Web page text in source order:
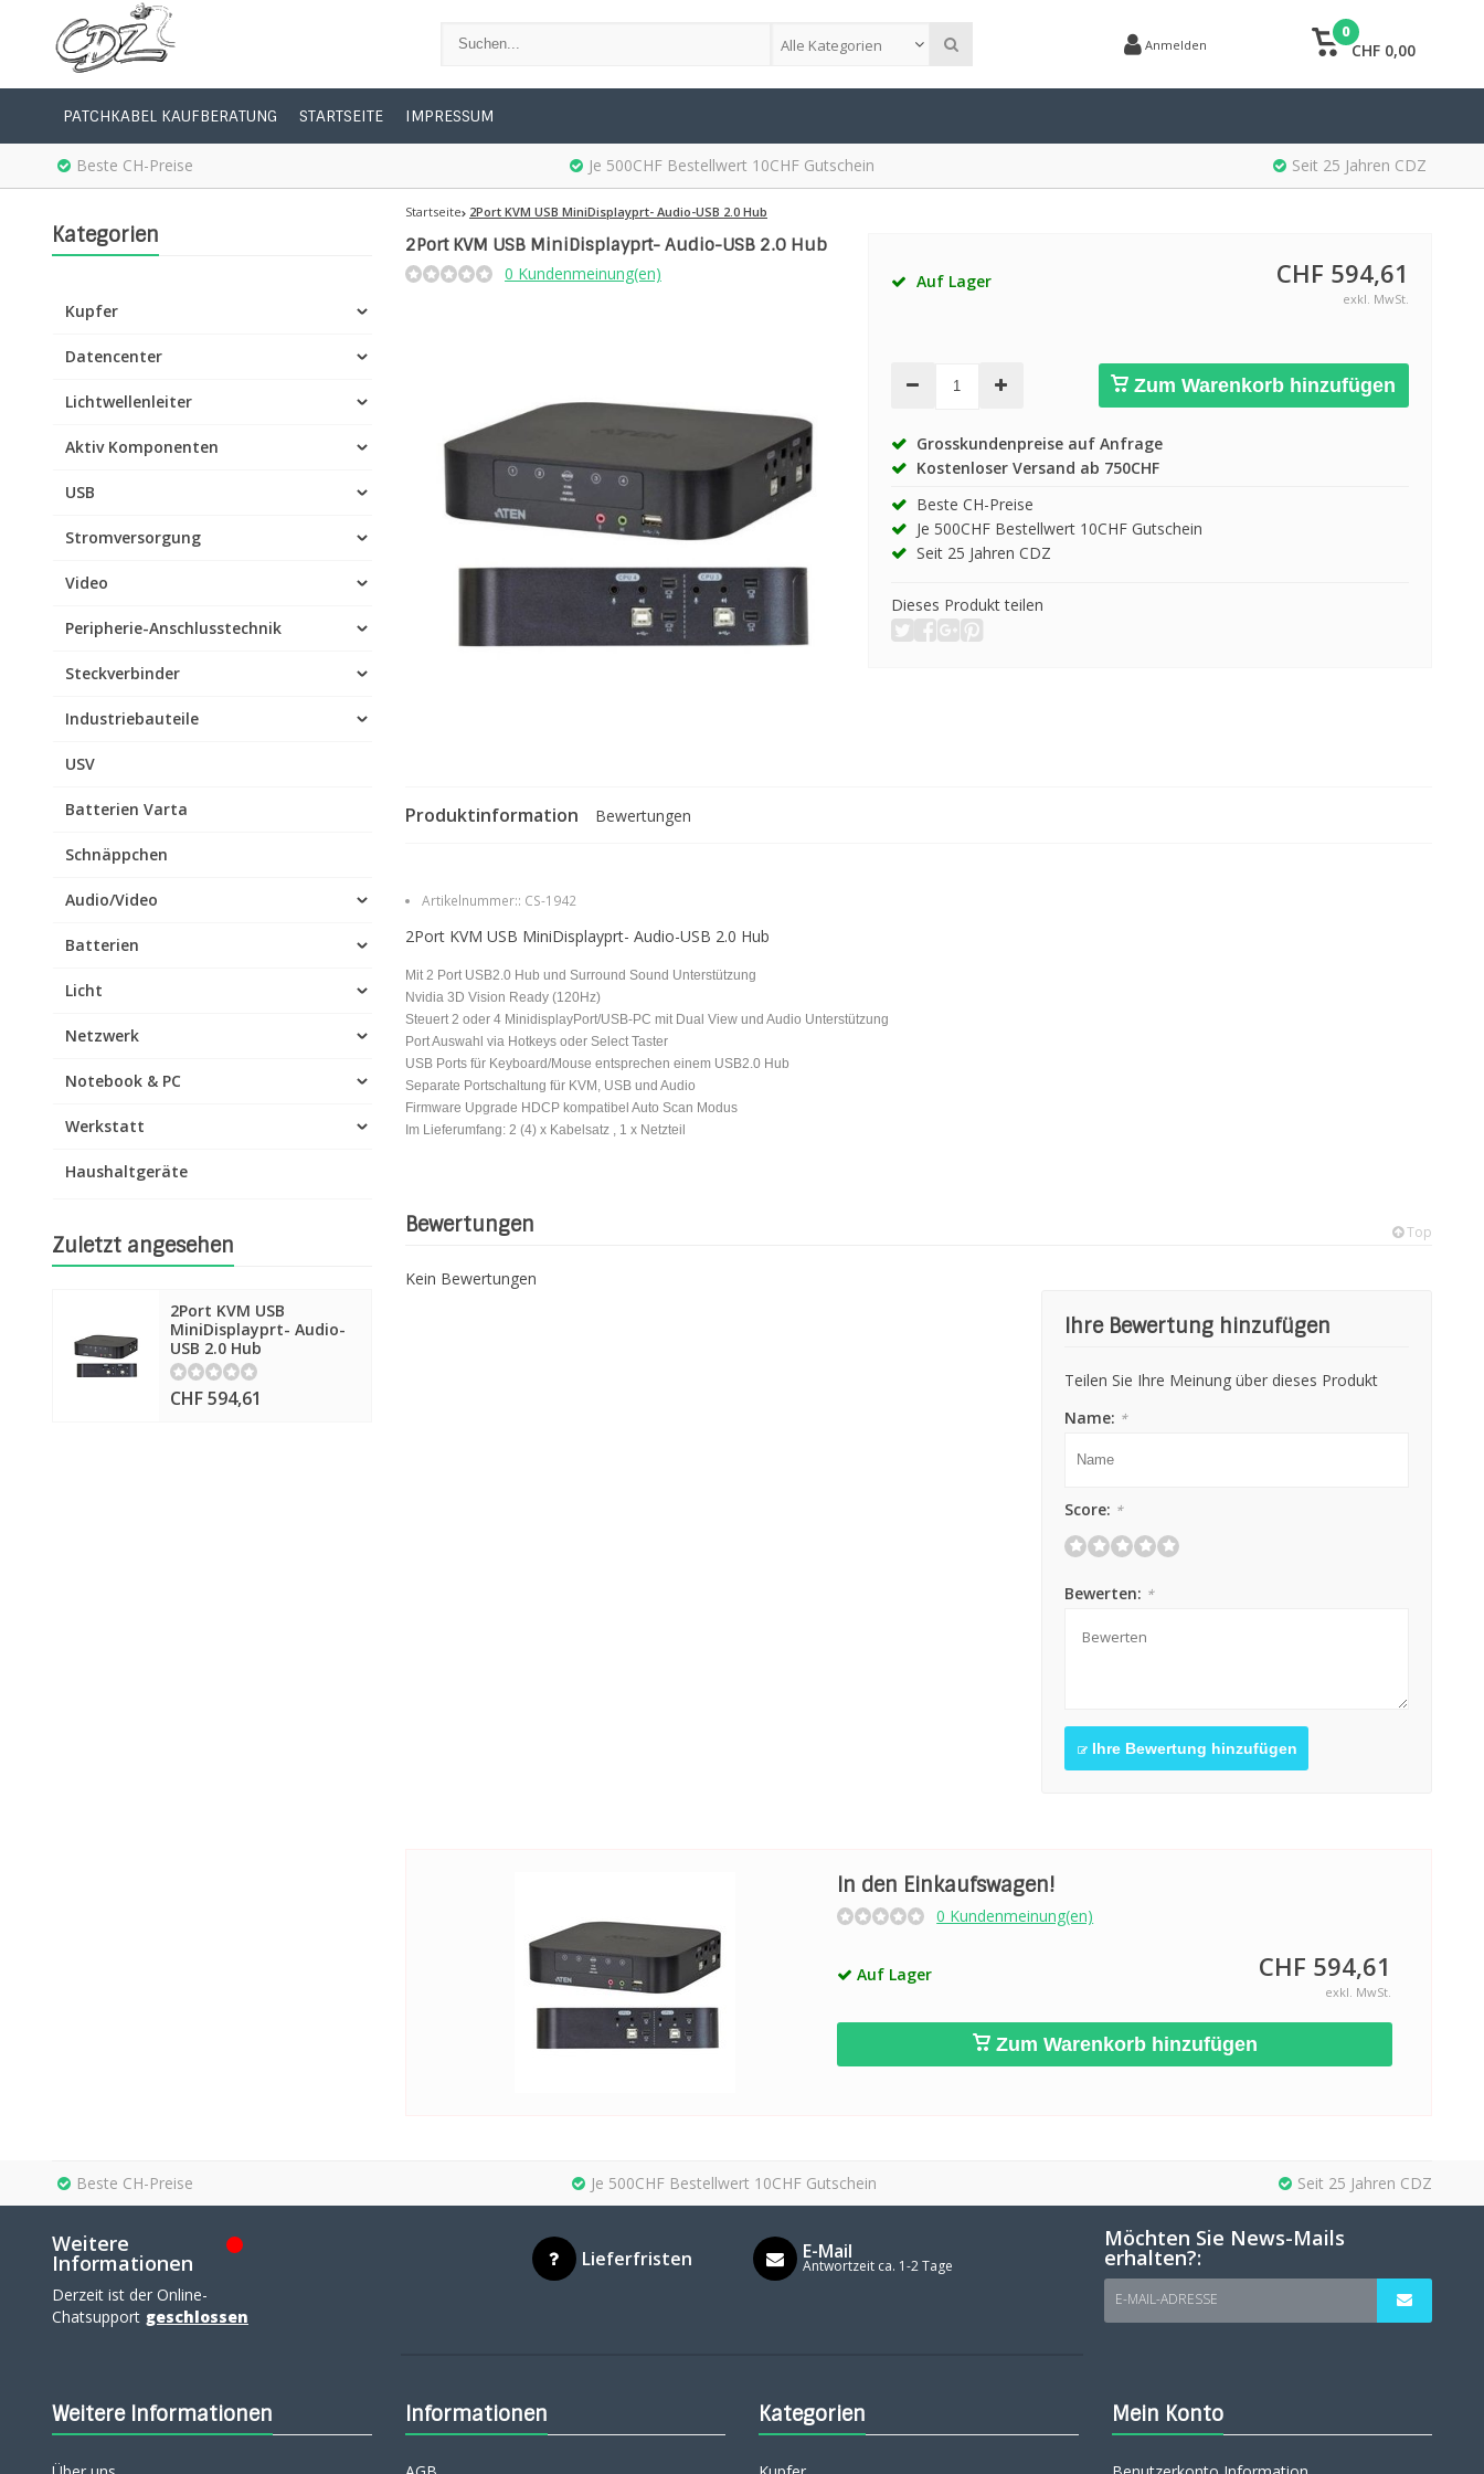
Alle Kategorien Anmelden
0
CHF 0,00
PATCHKABEL KAUFBERATUNG STARTSEITE IMPRESSUM
Beste CH-Preise Je 500CHF Bestellwert 10CHF Gutschein Seit 25 Jahren CDZ
Kategorien
Kupfer
Datencenter
Lichtwellenleiter
Aktiv Komponenten
USB
Stromversorgung
Video
Peripherie-Anschlusstechnik
Steckverbinder
Industriebauteile
USV
Batterien Varta
Schnäppchen
Audio/Video
Batterien
Licht
Netzwerk
Notebook & PC
Werkstatt
Haushaltgeräte
Zuletzt angesehen
2Port KVM USB
MiniDisplayprt- Audio-
USB 2.0 Hub
CHF 594,61
Startseite 2Port KVM USB MiniDisplayprt- Audio-USB 2.0 Hub
2Port KVM USB MiniDisplayprt- Audio-USB 2.0 Hub
0 Kundenmeinung(en) Auf Lager CHF 594,61
exkl. MwSt.
Zum Warenkorb hinzufügen
Grosskundenpreise auf Anfrage
Kostenloser Versand ab 750CHF
Beste CH-Preise
Je 500CHF Bestellwert 10CHF Gutschein
Seit 25 Jahren CDZ
Dieses Produkt teilen
Produktinformation Bewertungen
Artikelnummer:: CS-1942
2Port KVM USB MiniDisplayprt- Audio-USB 2.0 Hub
Mit 2 Port USB2.0 Hub und Surround Sound Unterstützung
Nvidia 3D Vision Ready (120Hz)
Steuert 2 oder 4 MinidisplayPort/USB-PC mit Dual View und Audio Unterstützung
Port Auswahl via Hotkeys oder Select Taster
USB Ports für Keyboard/Mouse entsprechen einem USB2.0 Hub
Separate Portschaltung für KVM, USB und Audio
Firmware Upgrade HDCP kompatibel Auto Scan Modus
Im Lieferumfang: 2 (4) x Kabelsatz , 1 x Netzteil
Bewertungen Top
Kein Bewertungen
Ihre Bewertung hinzufügen
Teilen Sie Ihre Meinung über dieses Produkt
Name: *
Score: *
Bewerten: *
Ihre Bewertung hinzufügen
In den Einkaufswagen!
0 Kundenmeinung(en)
Auf Lager CHF 594,61
exkl. MwSt.
Zum Warenkorb hinzufügen
Beste CH-Preise Je 500CHF Bestellwert 10CHF Gutschein Seit 25 Jahren CDZ
Weitere
Informationen
Derzeit ist der Online-
Chatsupport geschlossen
Lieferfristen E-Mail
Antwortzeit ca. 1-2 Tage
Möchten Sie News-Mails
erhalten?:
E-MAIL-ADRESSE
Weitere Informationen Informationen Kategorien Mein Konto